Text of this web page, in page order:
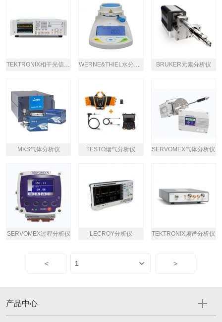
TEKTRONIX相干光信号分析仪AWG70000B WERNE&THIEL水分测量仪 BRUKER元素分析仪
MKS气体分析仪 TESTO烟气分析仪 SERVOMEX气体分析仪
SERVOMEX过程分析仪 LECROY分析仪 TEKTRONIX频谱分析仪
< >
产品中心